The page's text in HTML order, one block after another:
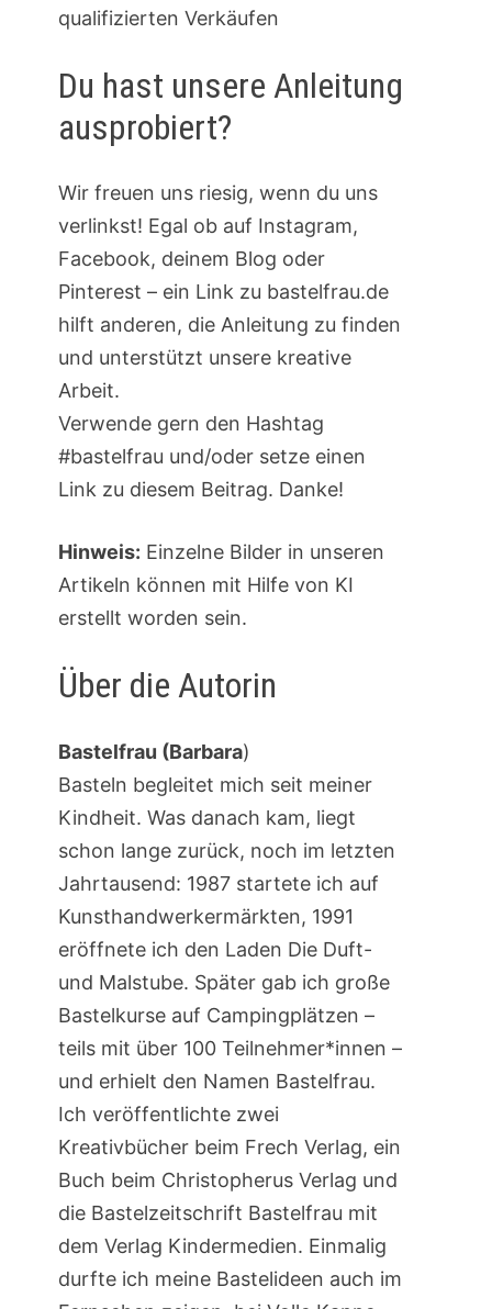
qualifizierten Verkäufen
Du hast unsere Anleitung
ausprobiert?
Wir freuen uns riesig, wenn du uns
verlinkst! Egal ob auf Instagram,
Facebook, deinem Blog oder
Pinterest – ein Link zu bastelfrau.de
hilft anderen, die Anleitung zu finden
und unterstützt unsere kreative
Arbeit.
Verwende gern den Hashtag
#bastelfrau und/oder setze einen
Link zu diesem Beitrag. Danke!
Hinweis: Einzelne Bilder in unseren
Artikeln können mit Hilfe von KI
erstellt worden sein.
Über die Autorin
Bastelfrau (Barbara)
Basteln begleitet mich seit meiner
Kindheit. Was danach kam, liegt
schon lange zurück, noch im letzten
Jahrtausend: 1987 startete ich auf
Kunsthandwerkermärkten, 1991
eröffnete ich den Laden Die Duft-
und Malstube. Später gab ich große
Bastelkurse auf Campingplätzen –
teils mit über 100 Teilnehmer*innen –
und erhielt den Namen Bastelfrau.
Ich veröffentlichte zwei
Kreativbücher beim Frech Verlag, ein
Buch beim Christopherus Verlag und
die Bastelzeitschrift Bastelfrau mit
dem Verlag Kindermedien. Einmalig
durfte ich meine Bastelideen auch im